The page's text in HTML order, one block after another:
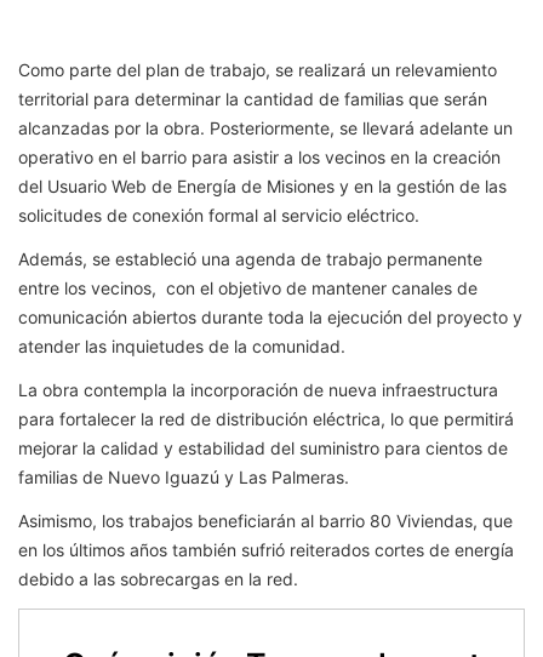
Como parte del plan de trabajo, se realizará un relevamiento
territorial para determinar la cantidad de familias que serán
alcanzadas por la obra. Posteriormente, se llevará adelante un
operativo en el barrio para asistir a los vecinos en la creación
del Usuario Web de Energía de Misiones y en la gestión de las
solicitudes de conexión formal al servicio eléctrico.
Además, se estableció una agenda de trabajo permanente
entre los vecinos, con el objetivo de mantener canales de
comunicación abiertos durante toda la ejecución del proyecto y
atender las inquietudes de la comunidad.
La obra contempla la incorporación de nueva infraestructura
para fortalecer la red de distribución eléctrica, lo que permitirá
mejorar la calidad y estabilidad del suministro para cientos de
familias de Nuevo Iguazú y Las Palmeras.
Asimismo, los trabajos beneficiarán al barrio 80 Viviendas, que
en los últimos años también sufrió reiterados cortes de energía
debido a las sobrecargas en la red.